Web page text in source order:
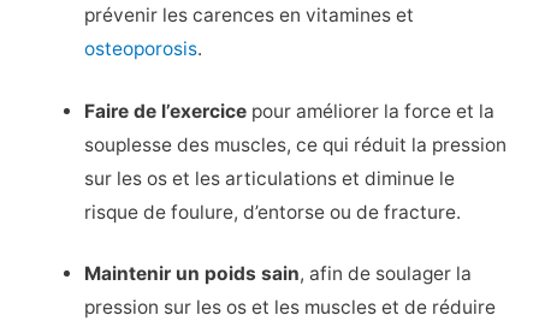
prévenir les carences en vitamines et
osteoporosis.
Faire de l’exercice pour améliorer la force et la
souplesse des muscles, ce qui réduit la pression
sur les os et les articulations et diminue le
risque de foulure, d’entorse ou de fracture.
Maintenir un poids sain, afin de soulager la
pression sur les os et les muscles et de réduire